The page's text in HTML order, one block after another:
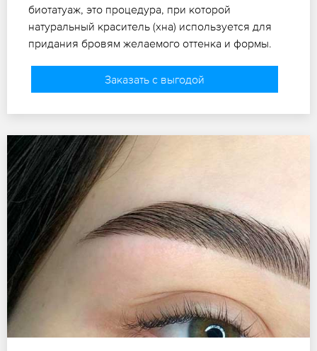
биотатуаж, это процедура, при которой
натуральный краситель (хна) используется для
придания бровям желаемого оттенка и формы.
Заказать с выгодой